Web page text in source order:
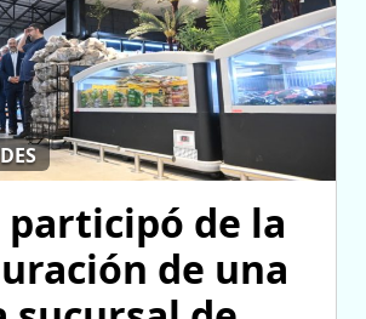
participó de la
de una